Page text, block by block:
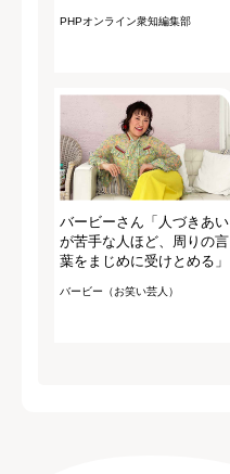
PHPオンライン衆知編集部
バービーさん「人づきあい
が苦手な人ほど、周りの言
葉をまじめに受けとめる」
バービー（お笑い芸人）